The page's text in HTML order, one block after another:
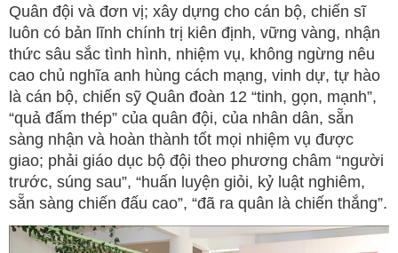
Quân đội và đơn vị; xây dựng cho cán bộ, chiến sĩ
luôn có bản lĩnh chính trị kiên định, vững vàng, nhận
thức sâu sắc tình hình, nhiệm vụ, không ngừng nêu
cao chủ nghĩa anh hùng cách mạng, vinh dự, tự hào
là cán bộ, chiến sỹ Quân đoàn 12 “tinh, gọn, mạnh”,
“quả đấm thép” của quân đội, của nhân dân, sẵn
sàng nhận và hoàn thành tốt mọi nhiệm vụ được
giao; phải giáo dục bộ đội theo phương châm “người
trước, súng sau”, “huấn luyện giỏi, kỷ luật nghiêm,
sẵn sàng chiến đấu cao”, “đã ra quân là chiến thắng”.